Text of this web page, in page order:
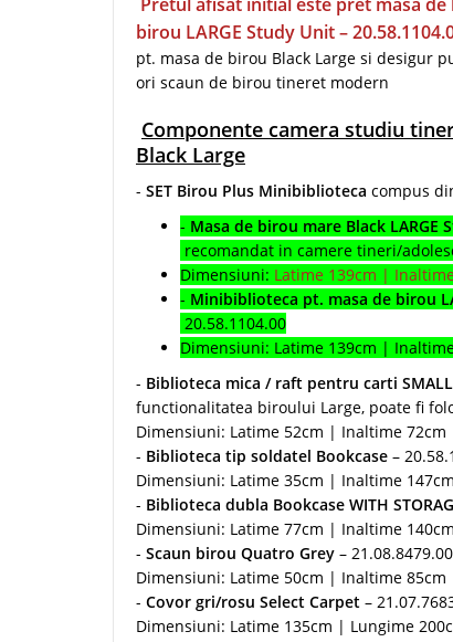
birou LARGE Study Unit –
pt. masa de birou Black Large si desigur
ori scaun de birou tineret modern
Componente camera studiu
Black Large
- SET Birou Plus Minibiblioteca compus
- Masa de birou mare Black LARGE
recomandat in camere tineri/
Dimensiuni: Latime 139cm |
- Minibiblioteca pt. masa de birou
20.58.1104.00
Dimensiuni: Latime 139cm |
- Biblioteca mica / raft pentru carti SMALL
functionalitatea biroului Large, poate fi
Dimensiuni: Latime 52cm | Inaltime 72cm
- Biblioteca tip soldatel Bookcase –
Dimensiuni: Latime 35cm | Inaltime
- Biblioteca dubla Bookcase WITH
Dimensiuni: Latime 77cm | Inaltime
- Scaun birou Quatro Grey –
Dimensiuni: Latime 50cm | Inaltime 85cm
- Covor gri/rosu Select Carpet –
Dimensiuni: Latime 135cm | Lungime